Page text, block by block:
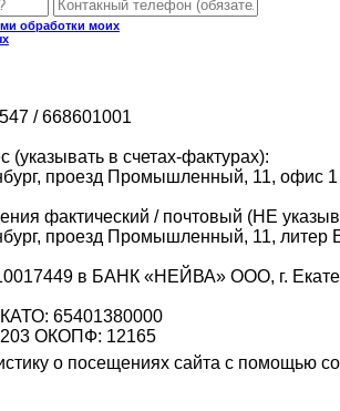
обработки моих
/ 668601001
(указывать в счетах-фактурах):
проезд Промышленный, 11, офис 1
фактический / почтовый (НЕ
проезд Промышленный, 11, литер
в БАНК «НЕЙВА» ООО, г.
65401380000
ОКОПФ: 12165
о посещениях сайта с помощью